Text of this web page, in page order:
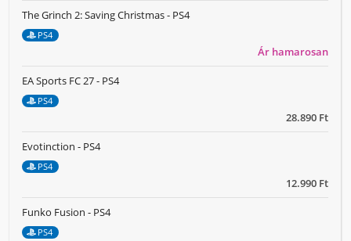
Ár hamarosan
The Grinch 2: Saving Christmas - PS4
PS4
28.890 Ft
EA Sports FC 27 - PS4
PS4
12.990 Ft
Evotinction - PS4
PS4
Funko Fusion - PS4
PS4